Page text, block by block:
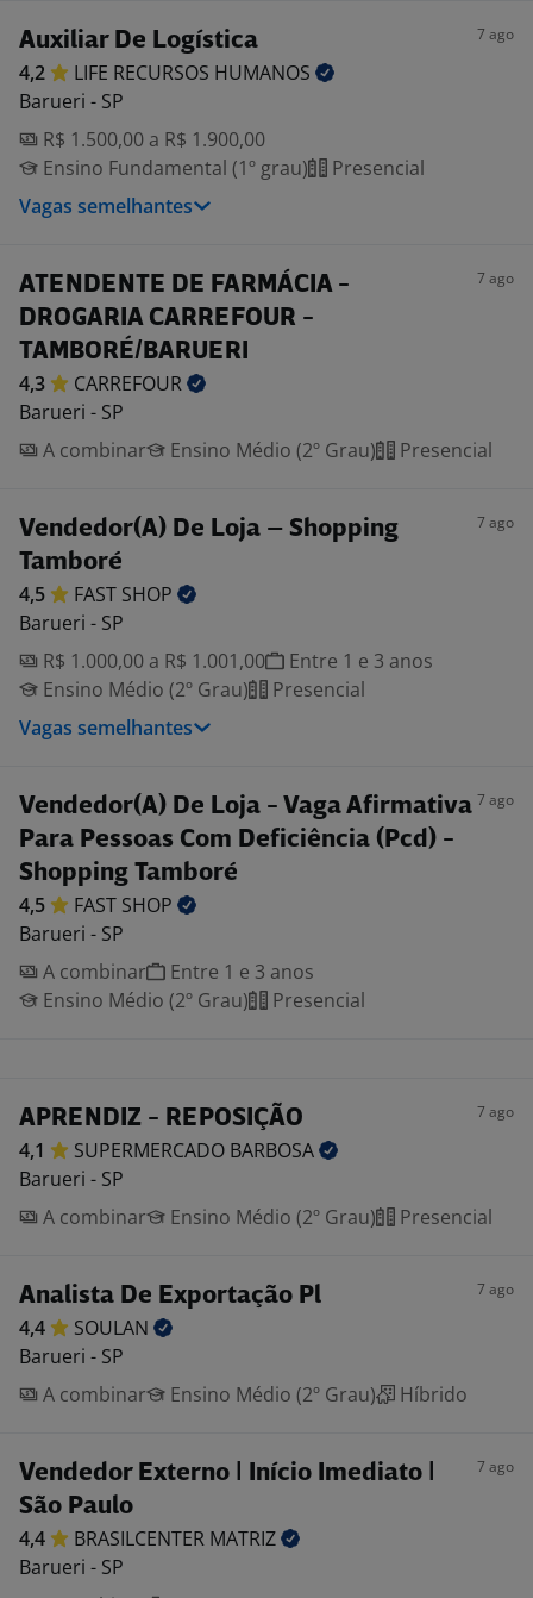
Auxiliar De Logística 7 ago
4,2 LIFE RECURSOS HUMANOS
Barueri - SP
R$ 1.500,00 a R$ 1.900,00
Ensino Fundamental (1º grau)
Presencial
Vagas semelhantes
ATENDENTE DE FARMÁCIA -
DROGARIA CARREFOUR -
TAMBORÉ/BARUERI
7 ago
4,3
CARREFOUR
Barueri - SP
A combinar
Ensino Médio (2º Grau) Presencial
Vendedor(A) De Loja – Shopping
Tamboré
7 ago
4,5 FAST SHOP
Barueri - SP
R$ 1.000,00 a R$ 1.001,00
Entre 1 e 3 anos
Ensino Médio (2º Grau)
Presencial
Vagas semelhantes
Vendedor(A) De Loja - Vaga Afirmativa
Para Pessoas Com Deficiência (Pcd) -
Shopping Tamboré
7 ago
4,5 FAST SHOP
Barueri - SP
A combinar
Entre 1 e 3 anos
Ensino Médio (2º Grau)
Presencial
APRENDIZ - REPOSIÇÃO 7 ago
4,1 SUPERMERCADO BARBOSA
Barueri - SP
A combinar
Ensino Médio (2º Grau) Presencial
Analista De Exportação Pl 7 ago
4,4
SOULAN
Barueri - SP
A combinar
Ensino Médio (2º Grau) Híbrido
Vendedor Externo | Início Imediato |
São Paulo
7 ago
4,4 BRASILCENTER MATRIZ
Barueri - SP